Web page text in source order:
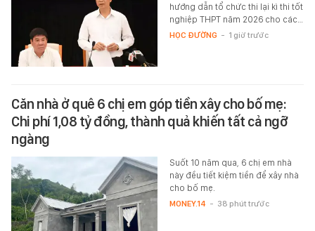
hướng dẫn tổ chức thi lại kì thi tốt
nghiệp THPT năm 2026 cho các…
HỌC ĐƯỜNG - 1 giờ trước
Căn nhà ở quê 6 chị em góp tiền xây cho bố mẹ:
Chi phí 1,08 tỷ đồng, thành quả khiến tất cả ngỡ
ngàng
Suốt 10 năm qua, 6 chị em nhà
này đều tiết kiệm tiền để xây nhà
cho bố mẹ.
MONEY.14 - 38 phút trước